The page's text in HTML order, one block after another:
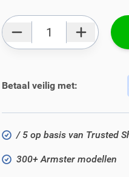
Aantal
Betaal veilig met:
/ 5 op basis van Trusted
300+ Armster modellen